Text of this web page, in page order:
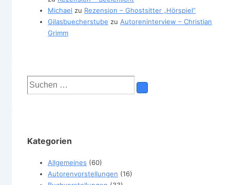
Michael zu Rezension – Ghostsitter „Hörspiel“
Gilasbuecherstube zu Autoreninterview – Christian
Grimm
Suchen
nach:
Kategorien
Allgemeines (60)
Autorenvorstellungen (16)